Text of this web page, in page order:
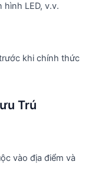
LED, v.v.
khi chính thức
Trú
vào địa điểm và